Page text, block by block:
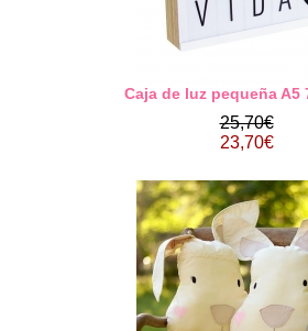
Caja de luz pequeña A5
25,70€
23,70€